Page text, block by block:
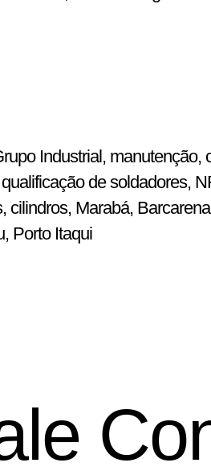
Industrial,
de soldadores,
cilindros, Marabá,
Porto Itaqui